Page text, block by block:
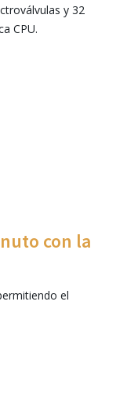
y 32
CPU.
con la
el